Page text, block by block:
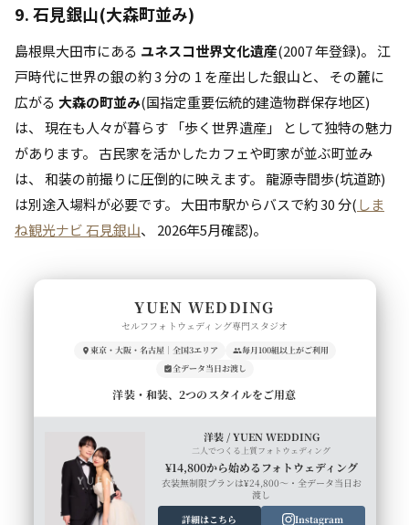
9. 石見銀山(大森町並み)
島根県大田市にある ユネスコ世界文化遺産(2007 年登録)。 江
戸時代に世界の銀の約 3 分の 1 を産出した銀山と、 その麓に
広がる 大森の町並み(国指定重要伝統的建造物群保存地区)
は、 現在も人々が暮らす 「歩く世界遺産」 として独特の魅力
があります。 古民家を活かしたカフェや町家が並ぶ町並み
は、 和装の前撮りに圧倒的に映えます。 龍源寺間歩(坑道跡)
は別途入場料が必要です。 大田市駅からバスで約 30 分(しま
ね観光ナビ 石見銀山、 2026年5月確認)。
YUEN WEDDING
セルフフォトウェディング専門スタジオ
東京・大阪・名古屋｜全国3エリア
毎月100組以上がご利用
全データ当日お渡し
洋装・和装、2つのスタイルをご用意
洋装 / YUEN WEDDING
二人でつくる上質フォトウェディング
¥14,800から始めるフォトウェディング
衣装無制限プランは¥24,800〜・全データ当日お
渡し
詳細はこちら
Instagram